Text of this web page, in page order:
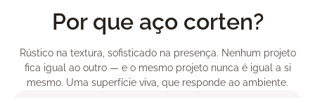
Por que aço corten?
Rústico na textura, sofisticado na presença. Nenhum projeto
fica igual ao outro — e o mesmo projeto nunca é igual a si
mesmo. Uma superfície viva, que responde ao ambiente.